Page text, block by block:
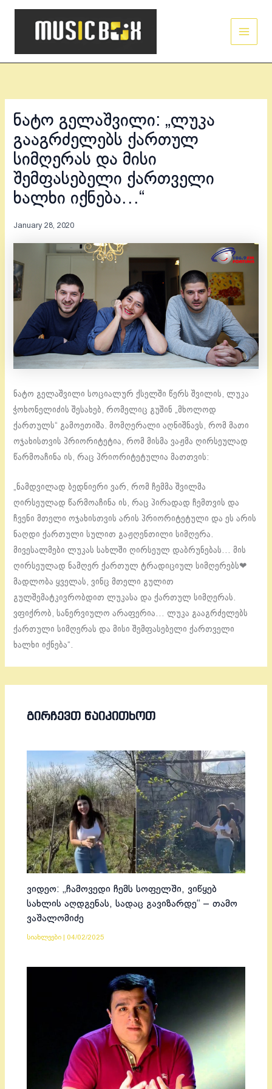
Skip
ნატო გელაშვილი: „ლუკა
გააგრძელებს ქართულ
სიმღერას და მისი
შემფასებელი ქართველი
ხალხი იქნება…“
January 28, 2020
ნატო გელაშვილი სოციალურ ქსელში წერს შვილის, ლუკა
ჭოხონელიძის შესახებ, რომელიც გუშინ „მხოლოდ
ქართულს“ გამოეთიშა. მომღერალი აღნიშნავს, რომ მათი
ოჯახისთვის პრიორიტეტია, რომ მისმა ვაჟმა ღირსეულად
წარმოაჩინა ის, რაც პრიორიტეტულია მათთვის:
„ნამდვილად ბედნიერი ვარ, რომ ჩემმა შვილმა
ღირსეულად წარმოაჩინა ის, რაც პირადად ჩემთვის და
ჩვენი მთელი ოჯახისთვის არის პრიორიტეტული და ეს არის
ნაღდი ქართული სულით გაჟღენთილი სიმღერა.
მივესალმები ლუკას სახლში ღირსეულ დაბრუნებას… მის
ღირსეულად ნამღერ ქართულ ტრადიციულ სიმღერებს❤
მადლობა ყველას, ვინც მთელი გულით
გულშემატკივრობდით ლუკასა და ქართულ სიმღერას.
ვფიქრობ, სანერვიულო არაფერია… ლუკა გააგრძელებს
ქართული სიმღერას და მისი შემფასებელი ქართველი
ხალხი იქნება“.
ᲒᲘᲠᲩᲔᲕᲗ ᲬᲐᲘᲙᲘᲗᲮᲝᲗ
ვიდეო: „ჩამოვედი ჩემს სოფელში, ვიწყებ
სახლის აღდგენას, სადაც გავიზარდე“ – თამო
ვაშალომიძე
სიახლეები 04/02/2025